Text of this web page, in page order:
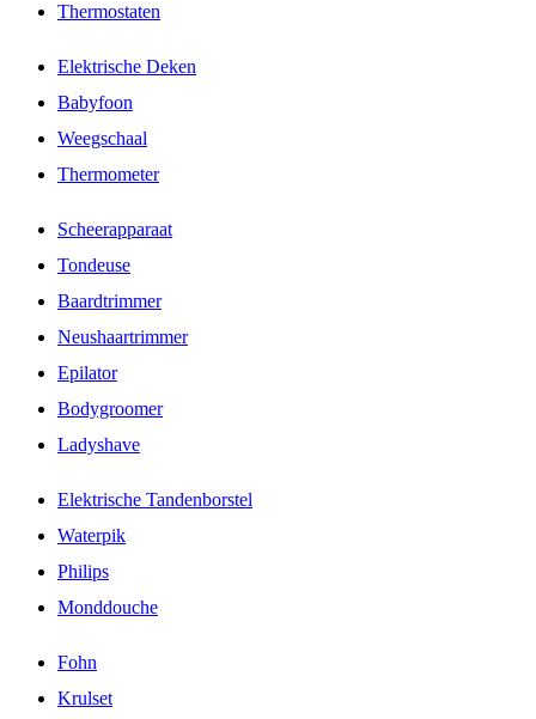
Thermostaten
Elektrische Deken
Babyfoon
Weegschaal
Thermometer
Scheerapparaat
Tondeuse
Baardtrimmer
Neushaartrimmer
Epilator
Bodygroomer
Ladyshave
Elektrische Tandenborstel
Waterpik
Philips
Monddouche
Fohn
Krulset